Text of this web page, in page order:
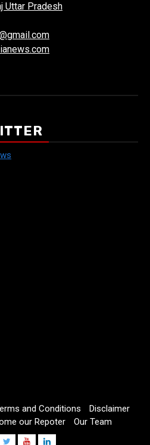
Uttar Pradesh
and Conditions
Disclaimer
our Repoter
Our Team
TwitterYoutubeLinkdin